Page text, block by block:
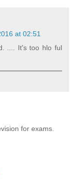
at 02:51
.... It's too hlo ful
for exams.